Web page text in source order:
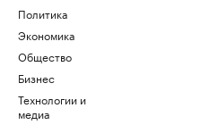
Политика
Экономика
Общество
Бизнес
Технологии и
медиа